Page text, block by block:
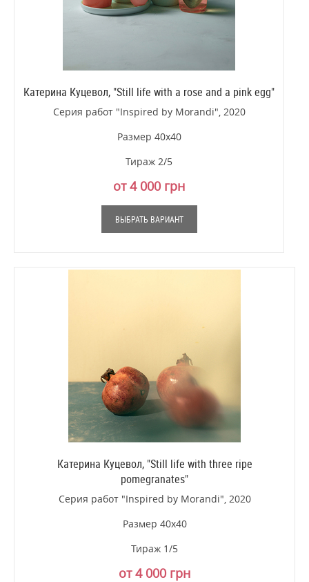
Катерина Куцевол, "Still life with a rose and a pink egg"
Серия работ "Inspired by Morandi", 2020
Размер 40х40
Тираж 2/5
от 4 000 грн
ВЫБРАТЬ ВАРИАНТ
Катерина Куцевол, "Still life with three ripe
pomegranates"
Серия работ "Inspired by Morandi", 2020
Размер 40х40
Тираж 1/5
от 4 000 грн